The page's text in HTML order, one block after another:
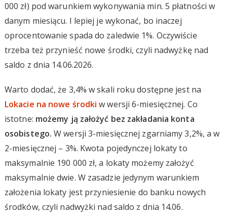
000 zł) pod warunkiem wykonywania min. 5 płatności w
danym miesiącu. I lepiej je wykonać, bo inaczej
oprocentowanie spada do zaledwie 1%. Oczywiście
trzeba też przynieść nowe środki, czyli nadwyżkę nad
saldo z dnia 14.06.2026.
Warto dodać, że 3,4% w skali roku dostępne jest na
Lokacie na nowe środki w wersji 6-miesięcznej. Co
istotne: możemy ją założyć bez zakładania konta
osobistego. W wersji 3-miesięcznej zgarniamy 3,2%, a w
2-miesięcznej – 3%. Kwota pojedynczej lokaty to
maksymalnie 190 000 zł, a lokaty możemy założyć
maksymalnie dwie. W zasadzie jedynym warunkiem
założenia lokaty jest przyniesienie do banku nowych
środków, czyli nadwyżki nad saldo z dnia 14.06.